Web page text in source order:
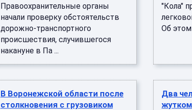
Правоохранительные органы
начали проверку обстоятельств
дорожно-транспортного
происшествия, случившегося
накануне в Па ...
"Кола"
Об этом
В Воронежской области после
столкновения с грузовиком
Два